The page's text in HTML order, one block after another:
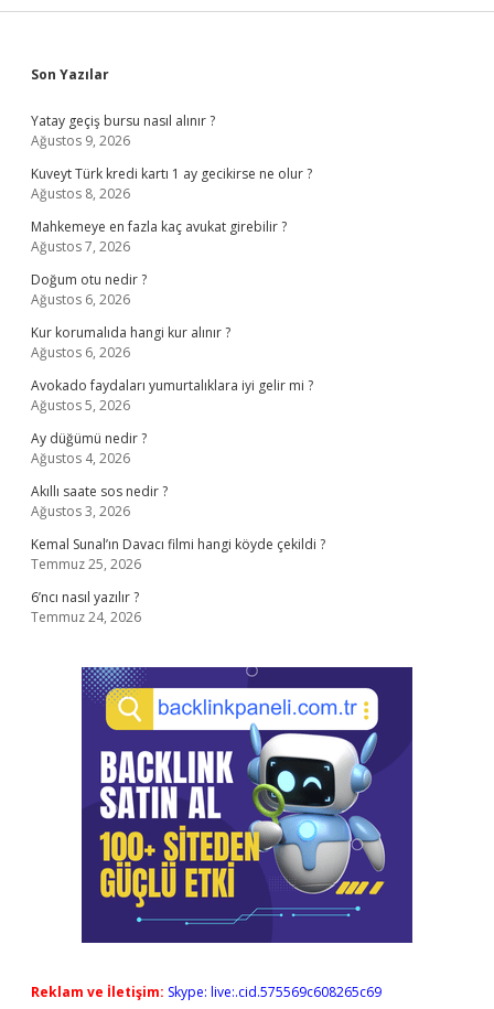
Sidebar
Son Yazılar
Yatay geçiş bursu nasıl alınır ?
Ağustos 9, 2026
Kuveyt Türk kredi kartı 1 ay gecikirse ne olur ?
Ağustos 8, 2026
Mahkemeye en fazla kaç avukat girebilir ?
Ağustos 7, 2026
Doğum otu nedir ?
Ağustos 6, 2026
Kur korumalıda hangi kur alınır ?
Ağustos 6, 2026
Avokado faydaları yumurtalıklara iyi gelir mi ?
Ağustos 5, 2026
Ay düğümü nedir ?
Ağustos 4, 2026
Akıllı saate sos nedir ?
Ağustos 3, 2026
Kemal Sunal’ın Davacı filmi hangi köyde çekildi ?
Temmuz 25, 2026
6’ncı nasıl yazılır ?
Temmuz 24, 2026
Reklam ve İletişim: Skype: live:.cid.575569c608265c69